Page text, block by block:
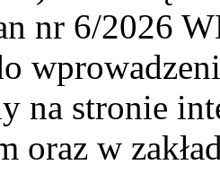
nr 6/2026
na stronie
oraz w